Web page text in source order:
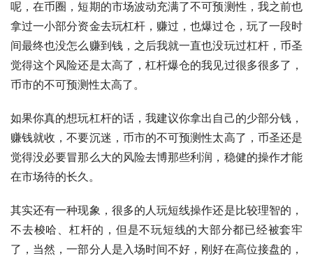
呢，在币圈，短期的市场波动充满了不可预测性，我之前也
拿过一小部分资金去玩杠杆，赚过，也爆过仓，玩了一段时
间最终也没怎么赚到钱，之后我就一直也没玩过杠杆，币圣
觉得这个风险还是太高了，杠杆爆仓的我见过很多很多了，
币市的不可预测性太高了。
如果你真的想玩杠杆的话，我建议你拿出自己的少部分钱，
赚钱就收，不要沉迷，币市的不可预测性太高了，币圣还是
觉得没必要冒那么大的风险去博那些利润，稳健的操作才能
在市场待的长久。
其实还有一种现象，很多的人玩短线操作还是比较理智的，
不去梭哈、杠杆的，但是不玩短线的大部分都已经被套牢
了，当然，一部分人是入场时间不好，刚好在高位接盘的，